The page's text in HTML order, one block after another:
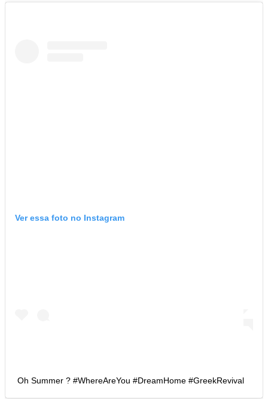
Ver essa foto no Instagram
Oh Summer ? #WhereAreYou #DreamHome #GreekRevival